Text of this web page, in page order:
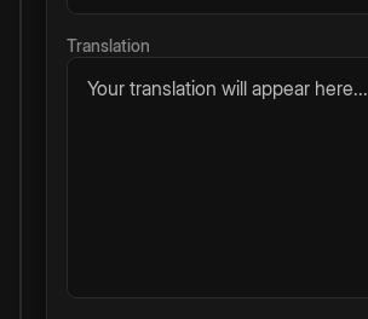
Translation
Your translation will appear here...